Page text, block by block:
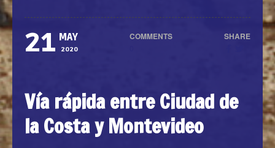
21 MAY
2020
COMMENTS SHARE
Vía rápida entre Ciudad de
la Costa y Montevideo